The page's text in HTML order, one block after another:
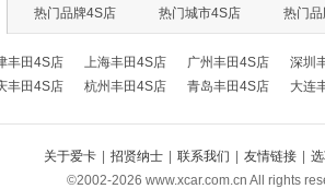
热门品牌4S店 热门城市4S店 热门
丰田4S店 上海丰田4S店 广州丰田4S店
深圳
丰田4S店 杭州丰田4S店 青岛丰田4S店 大连
关于爱卡 | 招贤纳士 | 联系我们 | 友情链接 |
©2002-2026 www.xcar.com.cn All rights